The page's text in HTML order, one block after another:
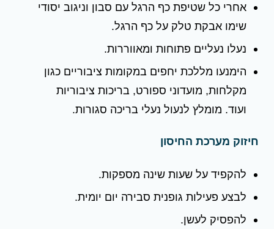
אחרי כל שטיפת כף הרגל עם סבון וניגוב יסודי
שימו אבקת טלק על כף הרגל.
נעלו נעליים פתוחות ומאווררות.
הימנעו מללכת יחפים במקומות ציבוריים כגון
מקלחות, מועדוני ספורט, בריכות ציבוריות
ועוד. מומלץ לנעול נעלי בריכה סגורות.
חיזוק מערכת החיסון
להקפיד על שעות שינה מספקות.
לבצע פעילות גופנית סבירה יום יומית.
להפסיק לעשן.